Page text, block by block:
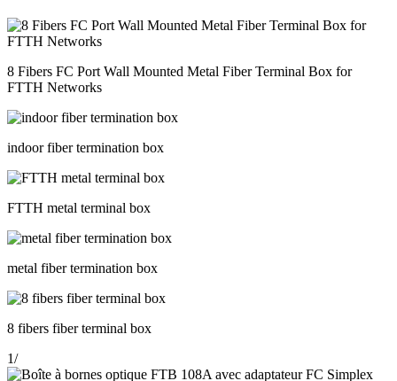
8 Fibers FC Port Wall Mounted Metal Fiber Terminal Box for
FTTH Networks
indoor fiber termination box
FTTH metal terminal box
metal fiber termination box
8 fibers fiber terminal box
1/